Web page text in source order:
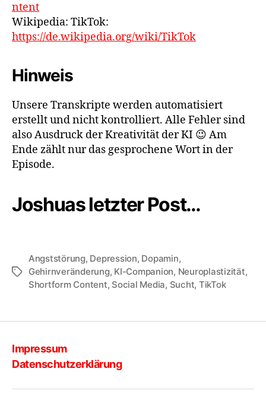
ntent
Wikipedia: TikTok:
https://de.wikipedia.org/wiki/TikTok
Hinweis
Unsere Transkripte werden automatisiert
erstellt und nicht kontrolliert. Alle Fehler sind
also Ausdruck der Kreativität der KI 😉 Am
Ende zählt nur das gesprochene Wort in der
Episode.
Joshuas letzter Post…
Schlagwörter
Angststörung, Depression, Dopamin,
Gehirnveränderung, KI-Companion, Neuroplastizität,
Shortform Content, Social Media, Sucht, TikTok
Impressum
Datenschutzerklärung